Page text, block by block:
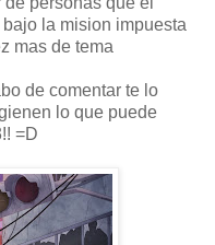
la mision impuesta
mas de tema
de comentar te lo
lo que puede
=D